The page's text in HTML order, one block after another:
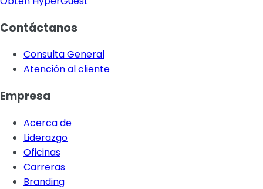
Contáctanos
Consulta General
Atención al cliente
Empresa
Acerca de
Liderazgo
Oficinas
Carreras
Branding